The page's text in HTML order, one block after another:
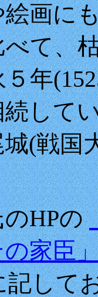
画に
て、
年
して
(戦国
のHPの
家臣
記して